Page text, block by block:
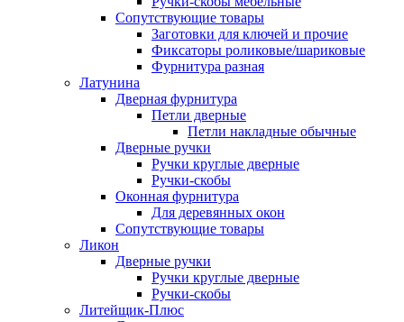
Сопутствующие товары
Заготовки для ключей и прочие
Фиксаторы роликовые/шариковые
Фурнитура разная
Латунина
Дверная фурнитура
Петли дверные
Петли накладные обычные
Дверные ручки
Ручки круглые дверные
Ручки-скобы
Оконная фурнитура
Для деревянных окон
Сопутствующие товары
Ликон
Дверные ручки
Ручки круглые дверные
Ручки-скобы
Литейщик-Плюс